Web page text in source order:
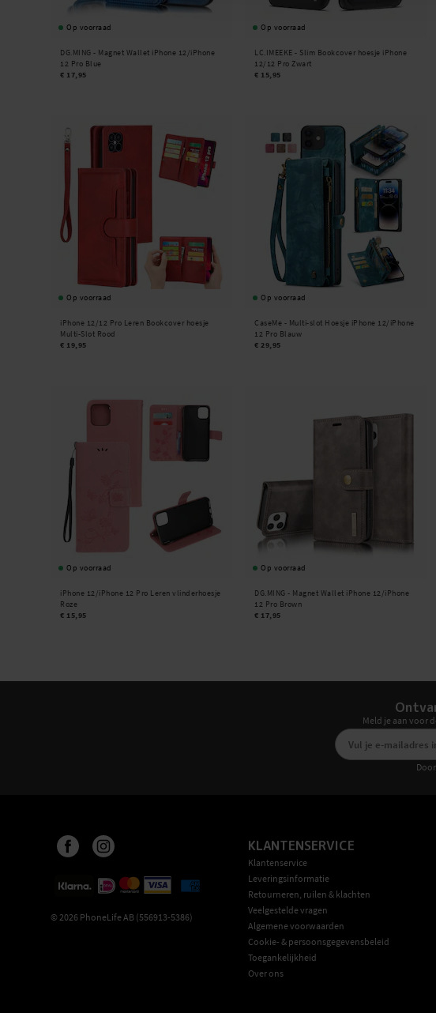
Op voorraad
DG.MING - Magnet Wallet iPhone 12/iPhone
12 Pro Blue
€ 17,95
Op voorraad
LC.IMEEKE - Slim Bookcover hoesje iPhone
12/12 Pro Zwart
€ 15,95
Op voorraad
iPhone 12/12 Pro Leren Bookcover hoesje
Multi-Slot Rood
€ 19,95
Op voorraad
CaseMe - Multi-slot Hoesje iPhone 12/iPhone
12 Pro Blauw
€ 29,95
Op voorraad
iPhone 12/iPhone 12 Pro Leren vlinderhoesje
Roze
€ 15,95
Op voorraad
DG.MING - Magnet Wallet iPhone 12/iPhone
12 Pro Brown
€ 17,95
Meld je aan voor
© 2026 PhoneLife AB (556913-5386)
KLANTENSERVICE
Klantenservice
Leveringsinformatie
Retourneren, ruilen & klachten
Veelgestelde vragen
Algemene voorwaarden
Cookie- & persoonsgegevensbeleid
Toegankelijkheid
Over ons